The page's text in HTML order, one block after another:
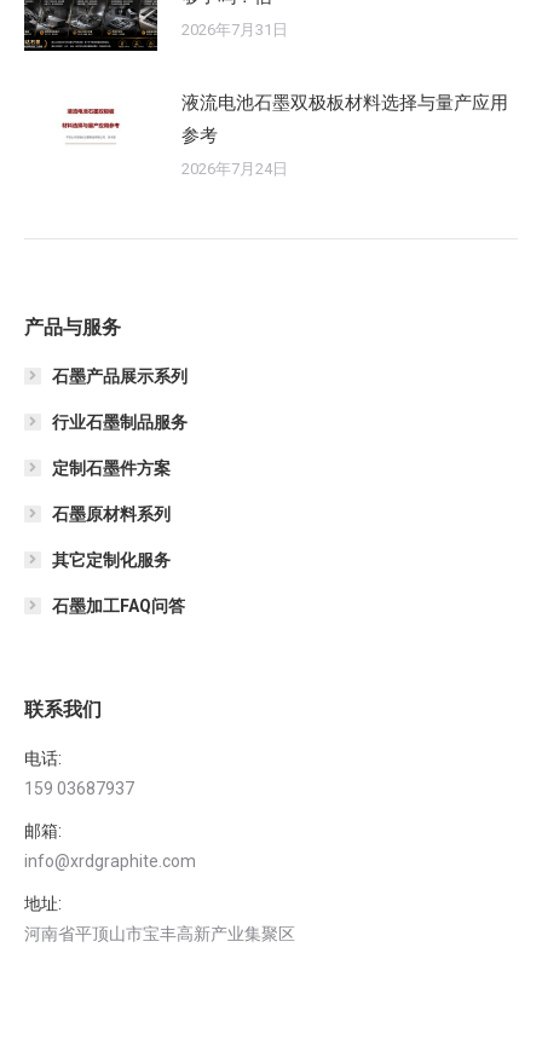
2026年7月31日
液流电池石墨双极板材料选择与量产应用
参考
2026年7月24日
产品与服务
石墨产品展示系列
行业石墨制品服务
定制石墨件方案
石墨原材料系列
其它定制化服务
石墨加工FAQ问答
联系我们
电话:
159 03687937
邮箱:
info@xrdgraphite.com
地址:
河南省平顶山市宝丰高新产业集聚区